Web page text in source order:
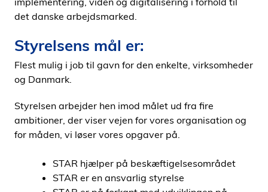
d
n
det danske arbejdsmarked.
Styrelsens mål er:
Flest mulig i job til gavn for den enkelte, virksomheder
og Danmark.
Styrelsen arbejder hen imod målet ud fra fire
ambitioner, der viser vejen for vores organisation og
for måden, vi løser vores opgaver på.
STAR hjælper på beskæftigelsesområdet
STAR er en ansvarlig styrelse